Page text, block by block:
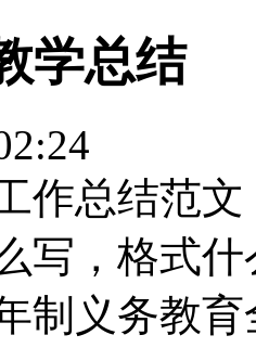
学总结
作总结范
写，格式
制义务教